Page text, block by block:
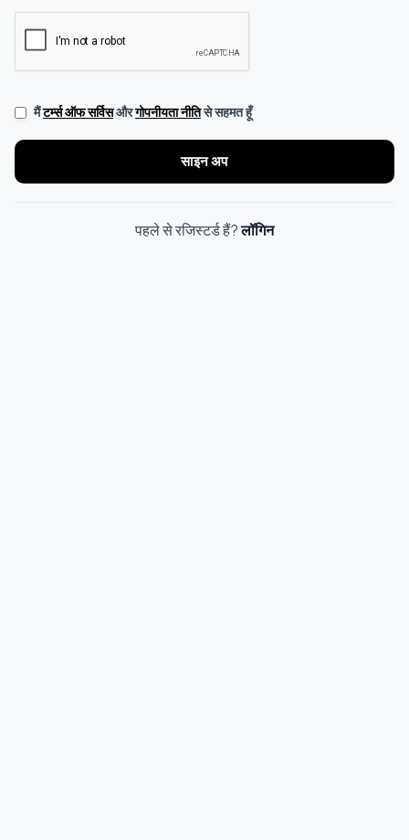
मैंटर्म्स ऑफ सर्विसऔरगोपनीयता नीतिसे सहमत हूँ
साइन अप
पहले से रजिस्टर्ड हैं?लॉगिन